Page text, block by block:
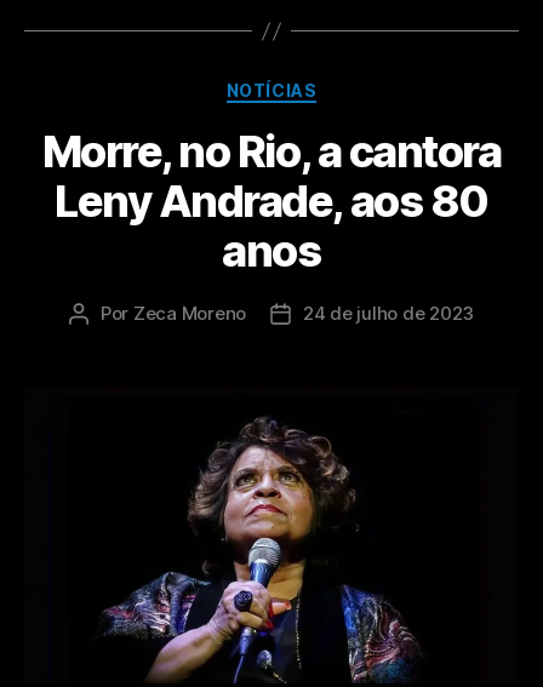
NOTÍCIAS
Morre, no Rio, a cantora
Leny Andrade, aos 80
anos
Por Zeca Moreno 24 de julho de 2023